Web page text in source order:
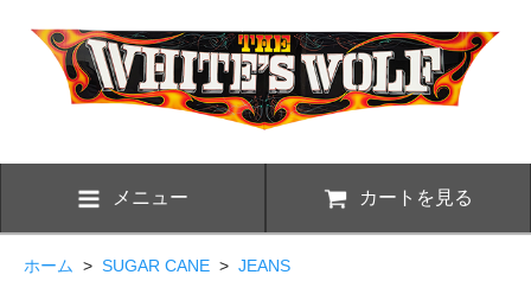
メニュー カートを見る
ホーム > SUGAR CANE > JEANS